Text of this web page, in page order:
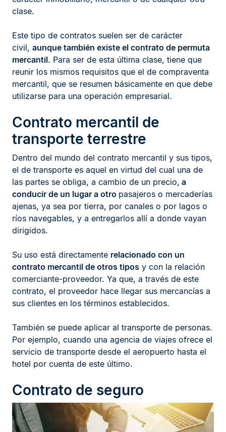
clase.
Este tipo de contratos suelen ser de carácter
civil, aunque también existe el contrato de permuta
mercantil. Para ser de esta última clase, tiene que
reunir los mismos requisitos que el de compraventa
mercantil, que se resumen básicamente en que debe
utilizarse para una operación empresarial.
Contrato mercantil de
transporte terrestre
Dentro del mundo del contrato mercantil y sus tipos,
el de transporte es aquel en virtud del cual una de
las partes se obliga, a cambio de un precio, a
conducir de un lugar a otro pasajeros o mercaderías
ajenas, ya sea por tierra, por canales o por lagos o
ríos navegables, y a entregarlos allí a donde vayan
dirigidos.
Su uso está directamente relacionado con un
contrato mercantil de otros tipos y con la relación
comerciante-proveedor. Ya que, a través de este
contrato, el proveedor hace llegar sus mercancías a
sus clientes en los términos establecidos.
También se puede aplicar al transporte de personas.
Por ejemplo, cuando una agencia de viajes ofrece el
servicio de transporte desde el aeropuerto hasta el
hotel por cuenta de este último.
Contrato de seguro